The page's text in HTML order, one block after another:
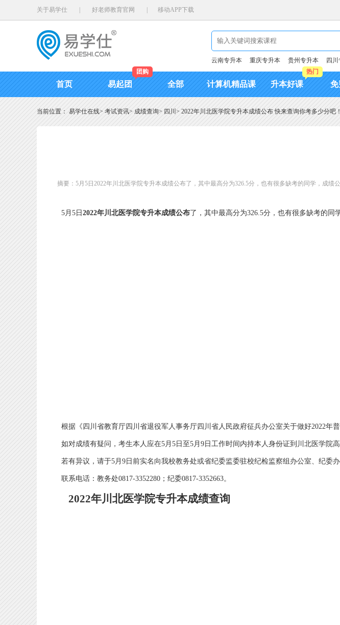
关于易学仕 好老师教育官网 移动APP下载
云南专升本 重庆专升本 贵州专升本 四
首页 易起团
团购
全部 计算机精品课 升本好课
热门
当前位置： 易学仕在线> 考试资讯> 成绩查询> 四川 > 2022年川北医学院专升本成绩公布 快来查询你考多少分吧！
摘要：5月5日2022年川北医学院专升本成绩公布了，其中最高分为326.5分，也有很多缺考的同学，成绩
5月5日 2022年川北医学院专升本成绩公布了，其中最高分为326.5分，也有很多缺考的同
根据《四川省教育厅四川省退役军人事务厅四川省人民政府征兵办公室关于做好2022年
如对成绩有疑问，考生本人应在5月5日至5月9日工作时间内持本人身份证到川北医学院高
若有异议，请于5月9日前实名向我校教务处或省纪委监委驻校纪检监察组办公室、纪委办
联系电话：教务处0817-3352280；纪委0817-3352663。
2022年川北医学院专升本成绩查询